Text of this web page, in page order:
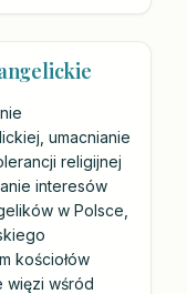
umacnianie
religijnej
interesów
w Polsce,
kościołów
więzi wśród